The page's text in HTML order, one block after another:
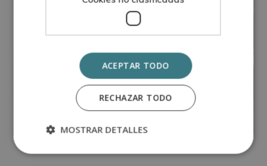
Instalador de Calefacción y Agua
Matricúlate:
ACEPTAR TODO
RECHAZAR TODO
MOSTRAR DETALLES